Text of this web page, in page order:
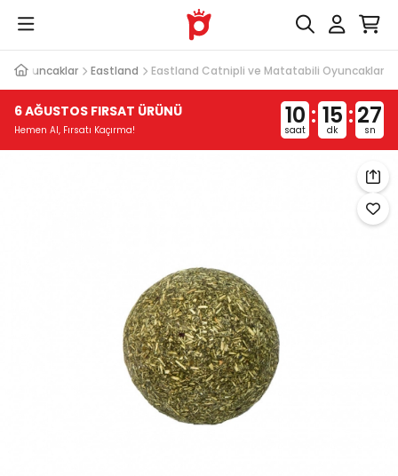
Oyuncaklar Eastland Eastland Catnipli ve Matatabili Oyuncaklar
6 AĞUSTOS FIRSAT ÜRÜNÜ
Hemen Al, Fırsatı Kaçırma!
10
saat
: 15
dk
:27
sn